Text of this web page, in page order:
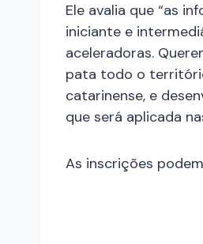
Ele avalia que “as
iniciante e
aceleradoras.
pata todo o
catarinense, e
que será aplicada
As inscrições